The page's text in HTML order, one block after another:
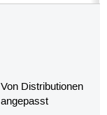
Von Distributionen
angepasst